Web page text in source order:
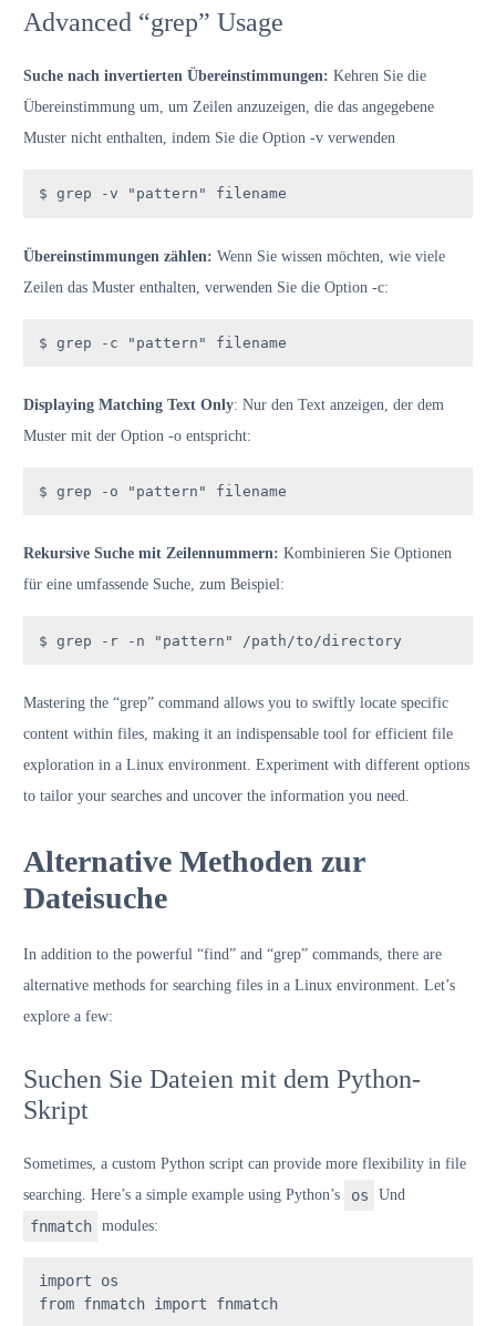
Advanced “grep” Usage
Suche nach invertierten Übereinstimmungen: Kehren Sie die
Übereinstimmung um, um Zeilen anzuzeigen, die das angegebene
Muster nicht enthalten, indem Sie die Option -v verwenden
$ grep -v "pattern" filename
Übereinstimmungen zählen: Wenn Sie wissen möchten, wie viele
Zeilen das Muster enthalten, verwenden Sie die Option -c:
$ grep -c "pattern" filename
Displaying Matching Text Only: Nur den Text anzeigen, der dem
Muster mit der Option -o entspricht:
$ grep -o "pattern" filename
Rekursive Suche mit Zeilennummern: Kombinieren Sie Optionen
für eine umfassende Suche, zum Beispiel:
$ grep -r -n "pattern" /path/to/directory
Mastering the “grep” command allows you to swiftly locate specific
content within files, making it an indispensable tool for efficient file
exploration in a Linux environment. Experiment with different options
to tailor your searches and uncover the information you need.
Alternative Methoden zur
Dateisuche
In addition to the powerful “find” and “grep” commands, there are
alternative methods for searching files in a Linux environment. Let’s
explore a few:
Suchen Sie Dateien mit dem Python-
Skript
Sometimes, a custom Python script can provide more flexibility in file
searching. Here’s a simple example using Python’s
os Und
fnmatch modules:
import
from fnmatch import fnmatch